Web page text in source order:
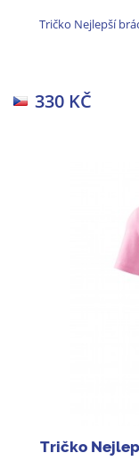
Tričko Nejlepší
330 KČ
Tričko